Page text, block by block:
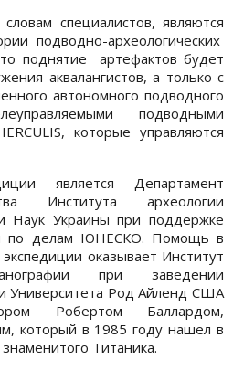
специалистов, являются
подводно-археологических
поднятие артефактов будет
аквалангистов, а только с
автономного подводного
подводными
которые управляются
является Департамент
Института археологии
Наук Украины при поддержке
по делам ЮНЕСКО. Помощь в
оказывает Институт
при заведении
Университета Род Айленд США
Робертом Баллардом,
который в 1985 году нашел в
Титаника.